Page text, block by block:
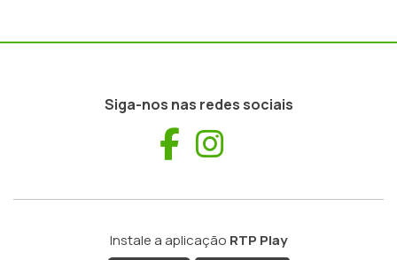
Siga-nos nas redes sociais
Facebook
Instale a aplicação RTP Play